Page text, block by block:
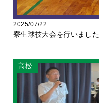
2025/07/22
寮生球技大会を行いました
高松